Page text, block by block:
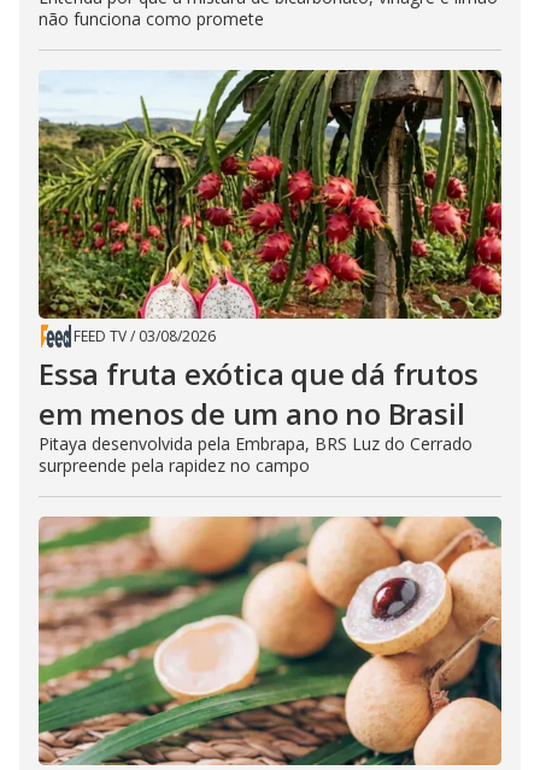
não funciona como promete
FEED TV/ 03/08/2026
Essa fruta exótica que dá frutos
em menos de um ano no Brasil
Pitaya desenvolvida pela Embrapa, BRS Luz do Cerrado
surpreende pela rapidez no campo